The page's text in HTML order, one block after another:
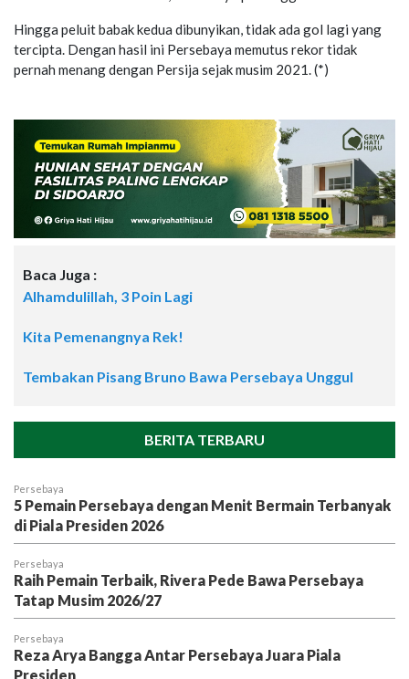
Hingga peluit babak kedua dibunyikan, tidak ada gol lagi yang
tercipta. Dengan hasil ini Persebaya memutus rekor tidak
pernah menang dengan Persija sejak musim 2021. (*)
Baca Juga :
Alhamdulillah, 3 Poin Lagi
Kita Pemenangnya Rek!
Tembakan Pisang Bruno Bawa Persebaya Unggul
BERITA TERBARU
Persebaya
5 Pemain Persebaya dengan Menit Bermain Terbanyak
di Piala Presiden 2026
Persebaya
Raih Pemain Terbaik, Rivera Pede Bawa Persebaya
Tatap Musim 2026/27
Persebaya
Reza Arya Bangga Antar Persebaya Juara Piala
Presiden